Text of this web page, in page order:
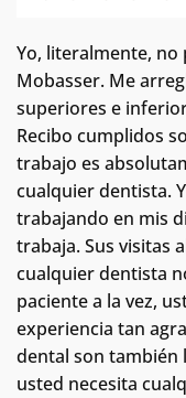
Yo, literalmente,
Mobasser. Me
superiores e
Recibo cumplidos
trabajo es
cualquier dentista.
trabajando en mis
trabaja. Sus visitas
cualquier dentista
paciente a la vez,
experiencia tan
dental son también
usted necesita